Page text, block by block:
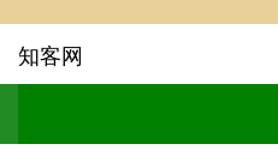
知客网